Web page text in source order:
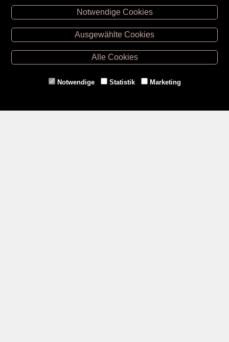
Unsere Öffnungszeiten
Retz -02942/20433
Hollabrunn -02952/30057
Eggenburg -02984/3836
Gmünd -
Notwendige Cookies
Ausgewählte Cookies
Alle Cookies
Notwendige Statistik Marketing